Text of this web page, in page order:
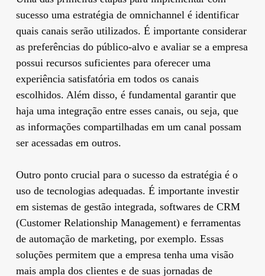
sucesso uma estratégia de omnichannel é identificar
quais canais serão utilizados. É importante considerar
as preferências do público-alvo e avaliar se a empresa
possui recursos suficientes para oferecer uma
experiência satisfatória em todos os canais
escolhidos. Além disso, é fundamental garantir que
haja uma integração entre esses canais, ou seja, que
as informações compartilhadas em um canal possam
ser acessadas em outros.
Outro ponto crucial para o sucesso da estratégia é o
uso de tecnologias adequadas. É importante investir
em sistemas de gestão integrada, softwares de CRM
(Customer Relationship Management) e ferramentas
de automação de marketing, por exemplo. Essas
soluções permitem que a empresa tenha uma visão
mais ampla dos clientes e de suas jornadas de